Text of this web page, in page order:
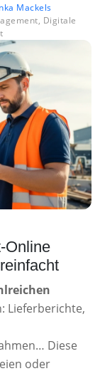
Mackels
, Digitale
Online
Lieferberichte,
Diese
oder